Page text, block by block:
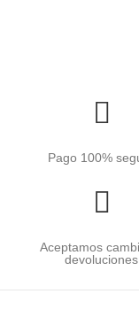
Pago 100%
Aceptamos
devoluciones